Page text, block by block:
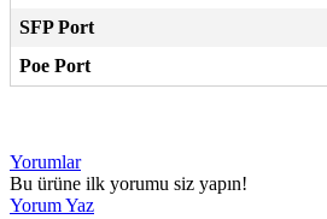
SFP Port
Poe Port
Yorumlar
Bu ürüne ilk yorumu siz yapın!
Yorum Yaz